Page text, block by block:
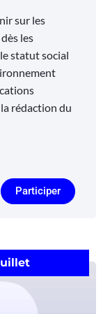
sur les
les
statut social
rédaction du
Participer